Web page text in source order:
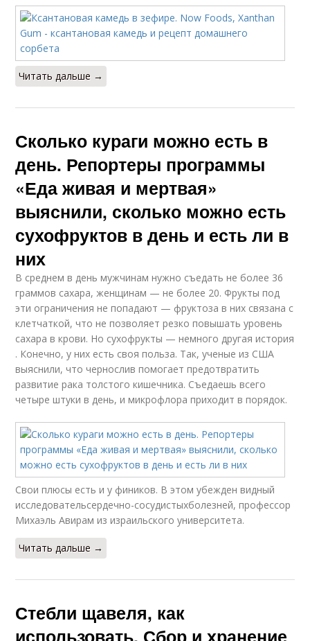
Читать дальше →
Сколько кураги можно есть в
день. Репортеры программы
«Еда живая и мертвая»
выяснили, сколько можно есть
сухофруктов в день и есть ли в
них
В среднем в день мужчинам нужно съедать не более 36
граммов сахара, женщинам — не более 20. Фрукты под
эти ограничения не попадают — фруктоза в них связана с
клетчаткой, что не позволяет резко повышать уровень
сахара в крови. Но сухофрукты — немного другая история
. Конечно, у них есть своя польза. Так, ученые из США
выяснили, что чернослив помогает предотвратить
развитие рака толстого кишечника. Съедаешь всего
четыре штуки в день, и микрофлора приходит в порядок.
Свои плюсы есть и у фиников. В этом убежден видный
исследовательсердечно-сосудистыхболезней, профессор
Михаэль Авирам из израильского университета.
Читать дальше →
Стебли щавеля, как